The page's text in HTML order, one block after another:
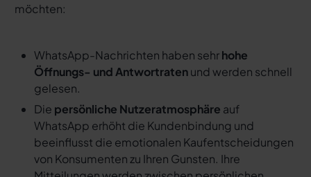
möchten:
WhatsApp-Nachrichten haben sehrhohe
Öffnungs- und Antwortratenund werden schnell
gelesen.
Die persönliche Nutzeratmosphäre auf
WhatsApp erhöht die Kundenbindung und
beeinflusst die emotionalen Kaufentscheidungen
von Konsumenten zu Ihren Gunsten. Ihre